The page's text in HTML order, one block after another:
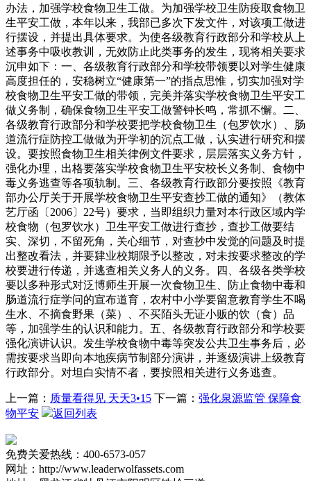
办法，加强学校食物卫生工做。为加强学校卫生防疫取食物卫
生平安工做，本年以来，我部已多次下发文件，对该项工做进
行摆设，并提出具体要求。为使各级教育行政部分和学校从上
述事务中吸收教训，无效防止此类事务的发生，现将相关要求
沉申如下：一、各级教育行政部分和学校带领要以对学生健康
高度担任的，安稳树立“健康第一”的指点思惟，切实加强对学
校食物卫生平安工做的带领，完美并落实学校食物卫生平安工
做义务制，确保食物卫生平安工做警钟长鸣，常抓不懈。二、
各级教育行政部分和学校要把学校食物卫生（包罗饮水）、肠
道流行症防控工做做为开学初的沉点工做，认实进行研究和摆
设。要按照食物卫生相关律例文件要求，层层落实义务方针，
强化办理，出格要落实学校食物卫生平安校长义务制、食物中
毒义务逃查等各项轨制。三、各级教育行政部分要按照《教育
部办公厅关于开展学校食物卫生平安查抄工做的通知》（教体
艺厅函〔2006〕22号）要求，当即组织力量对本行政区域内学
校食物（包罗饮水）卫生平安工做进行查抄，查抄工做要结
实、深切，不留死角，关心细节，对查抄中发觉的问题及时提
出整改看法，并要肄业校期限予以整改，对未按要求整改的学
校要进行传递，并逃查相关义务人的义务。四、各级各类学校
要以多种形式对泛博师生开展一次食物卫生、防止食物中毒和
肠道流行症学问的宣布道育，农村中小学要留意教育学生不喝
生水、不摘食野果（菜）、不买陌头无证小贩的饮（食）品
等，加强学生的认识和能力。五、各级教育行政部分和学校要
强化演讲认识。发生学校食物中毒等突发公共卫生事务后，必
需按要求当即向本地疾病节制部分演讲，并逐级演讲上级教育
行政部分。对坦白实情不者，要按照相关进行义务逃查。
上一篇： 质量看得见 天天3•15 下一篇： 强化泉源监管 保障食
物平安
返回列表
免费关爱热线：400-6573-057
网址：http://www.leaderwolfassets.com